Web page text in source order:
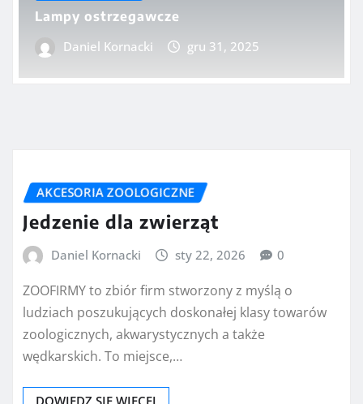
Lampy ostrzegawcze
Daniel Kornacki
gru 31, 2025
AKCESORIA ZOOLOGICZNE
Jedzenie dla zwierząt
Daniel Kornacki sty 22, 2026 0
ZOOFIRMY to zbiór firm stworzony z myślą o
ludziach poszukujących doskonałej klasy towarów
zoologicznych, akwarystycznych a także
wędkarskich. To miejsce,…
DOWIEDZ SIĘ WIĘCEJ